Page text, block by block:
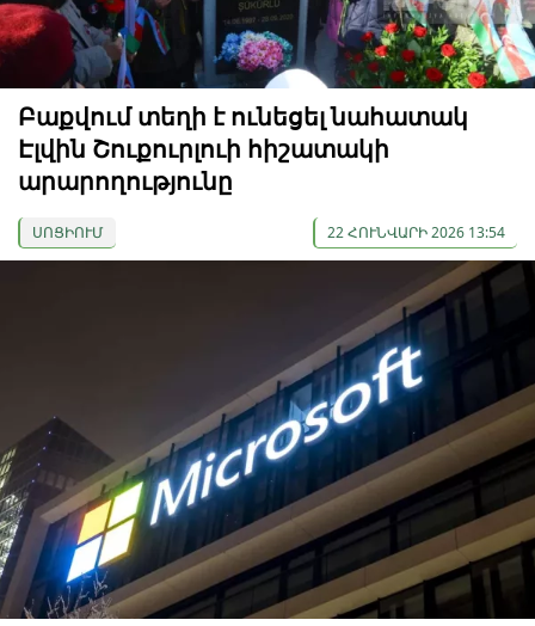
Բաքվում տեղի է ունեցել նահատակ
Էլվին Շուքուրլուի հիշատակի
արարողությունը
ՍՈՑԻՈՒՄ 22 ՀՈՒՆՎԱՐԻ 2026 13:54